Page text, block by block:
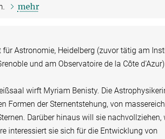
mehr
Astronomie, Heidelberg (zuvor tätig am
und am Observatoire de la Côte d'Azur)
wirft Myriam Benisty. Die
Formen der Sternentstehung, von
Darüber hinaus will sie nachvollziehen,
interessiert sie sich für die Entwicklung von